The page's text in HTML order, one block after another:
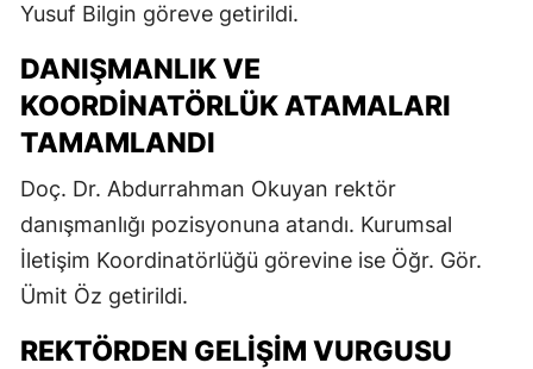
Yusuf Bilgin göreve getirildi.
DANIŞMANLIK VE
KOORDINATÖRLÜK ATAMALARI
TAMAMLANDI
Doç. Dr. Abdurrahman Okuyan rektör
danışmanlığı pozisyonuna atandı. Kurumsal
İletişim Koordinatörlüğü görevine ise Öğr. Gör.
Ümit Öz getirildi.
REKTÖRDEN GELIŞIM VURGUSU